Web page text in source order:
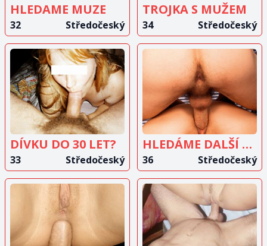
HLEDAME MUZE
32 Středočeský
TROJKA S MUŽEM
34 Středočeský
ZOBRAZIT
INZERÁT
DÍVKU DO 30 LET?
33 Středočeský
ZOBRAZIT
INZERÁT
HLEDÁME DALŠÍ DÍVKU
36 Středočeský
ZOBRAZIT
INZERÁT
ZOBRAZIT
INZERÁT